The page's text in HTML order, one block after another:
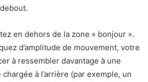
en dehors de la zone « bonjour ».
d’amplitude de mouvement, votre
à ressembler davantage à une
à l’arrière (par exemple, un